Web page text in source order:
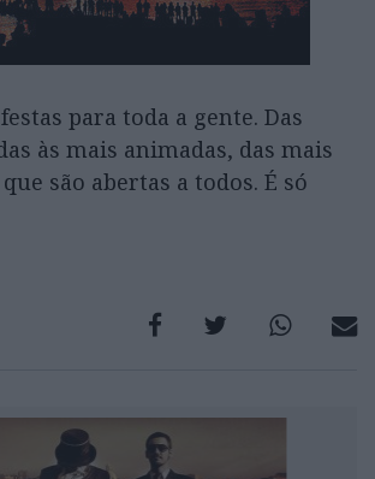
para toda a gente. Das
às mais animadas, das mais
são abertas a todos. É só